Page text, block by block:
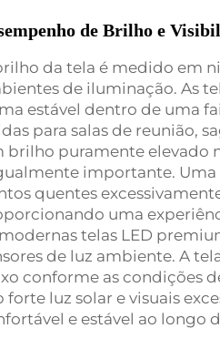
de Brilho e
da tela é medido em
de iluminação. As
estável dentro de uma
para salas de reunião,
brilho puramente elevado
importante. Uma
quentes
uma
telas LED
de luz ambiente. A
conforme as condições
forte luz solar e visuais
e estável ao longo